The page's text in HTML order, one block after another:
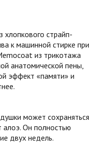
хлопкового страйп-
к машинной стирке при
из трикотажа
анатомической пены,
эффект «памяти» и
может сохраняться
алоэ. Он полностью
двух недель.